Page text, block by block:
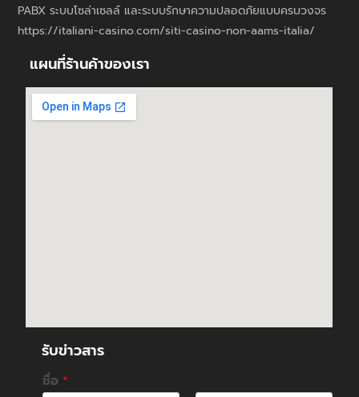
PABX ระบบโซล่าเซลล์ และระบบรักษาความปลอดภัยแบบครบวงจร
https://italiani-casino.com/siti-casino-non-aams-italia/
แผนที่ร้านค้าของเรา
รับข่าวสาร
ชื่อ *